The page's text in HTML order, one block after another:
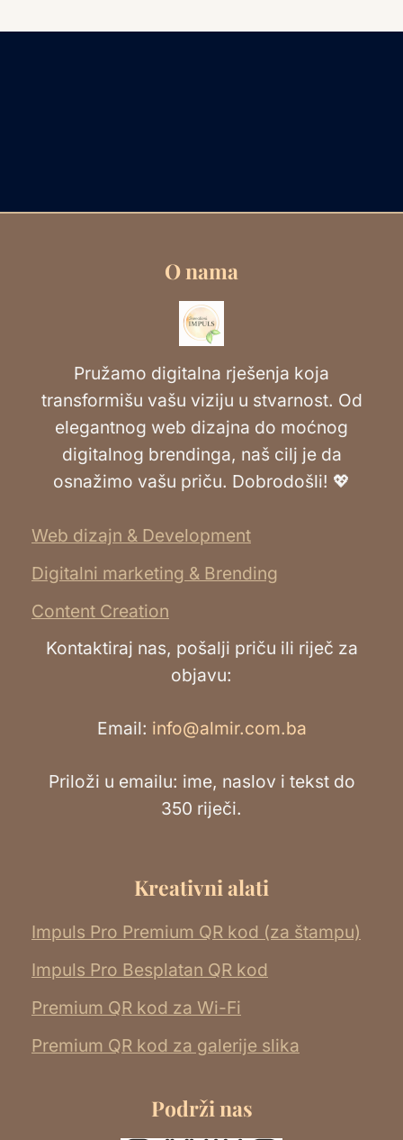
O nama
Pružamo digitalna rješenja koja
transformišu vašu viziju u stvarnost. Od
elegantnog web dizajna do moćnog
digitalnog brendinga, naš cilj je da
osnažimo vašu priču. Dobrodošli! 💖
Web dizajn & Development
Digitalni marketing & Brending
Content Creation
Kontaktiraj nas, pošalji priču ili riječ za
objavu:
Email: info@almir.com.ba
Priloži u emailu: ime, naslov i tekst do
350 riječi.
Kreativni alati
Impuls Pro Premium QR kod (za štampu)
Impuls Pro Besplatan QR kod
Premium QR kod za Wi-Fi
Premium QR kod za galerije slika
Podrži nas